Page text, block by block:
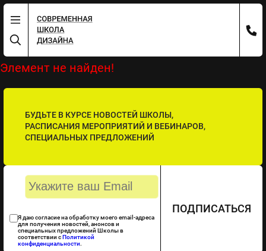
Элемент не найден!
БУДЬТЕ В КУРСЕ НОВОСТЕЙ ШКОЛЫ,
РАСПИСАНИЯ МЕРОПРИЯТИЙ И ВЕБИНАРОВ,
СПЕЦИАЛЬНЫХ ПРЕДЛОЖЕНИЙ
Я даю согласие на обработку моего email-адреса
для получения новостей, анонсов и
специальных предложений Школы в
соответствии с Политикой
конфиденциальности.
ПОДПИСАТЬСЯ